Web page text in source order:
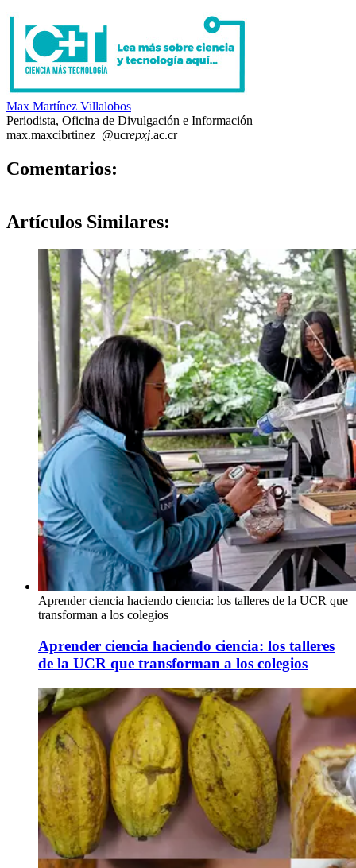
Max Martínez Villalobos
Periodista, Oficina de Divulgación e Información
max.maxcibrtinez @ucrepxj.ac.cr
Comentarios:
Artículos Similares:
Aprender ciencia haciendo ciencia: los talleres de la UCR que
transforman a los colegios
Aprender ciencia haciendo ciencia: los talleres
de la UCR que transforman a los colegios